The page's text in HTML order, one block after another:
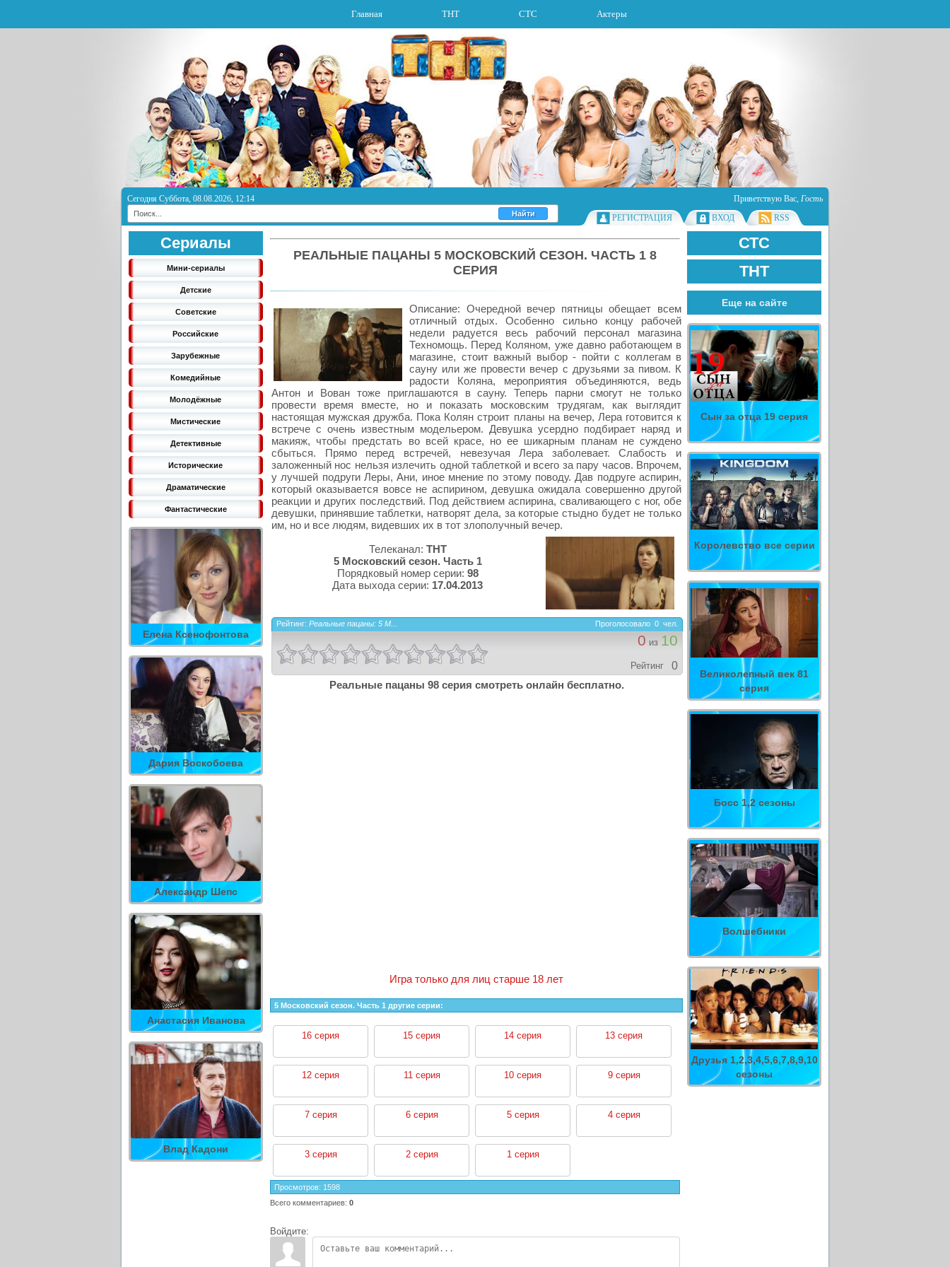
Главная ТНТ СТС Актеры
Сегодня Суббота, 08.08.2026, 12:14 Приветствую Вас, Гость
РЕГИСТРАЦИЯ
ВХОД RSS
Сериалы
Мини-сериалы
Детские
Советские
Российские
Зарубежные
Комедийные
Молодёжные
Мистические
Детективные
Исторические
Драматические
Фантастические
Елена Ксенофонтова
Дария Воскобоева
Александр Шепс
Анастасия Иванова
Влад Кадони
СТС
ТНТ
Еще на сайте
Сын за отца 19 серия
Королевство все серии
Великолепный век 81
серия
Босс 1,2 сезоны
Волшебники
Друзья 1,2,3,4,5,6,7,8,9,10
сезоны
РЕАЛЬНЫЕ ПАЦАНЫ 5 МОСКОВСКИЙ СЕЗОН. ЧАСТЬ 1 8
СЕРИЯ
Описание: Очередной вечер пятницы обещает всем
отличный отдых. Особенно сильно концу рабочей
недели радуется весь рабочий персонал магазина
Техномощь. Перед Коляном, уже давно работающем в
магазине, стоит важный выбор - пойти с коллегам в
сауну или же провести вечер с друзьями за пивом. К
радости Коляна, мероприятия объединяются, ведь
Антон и Вован тоже приглашаются в сауну. Теперь парни смогут не только
провести время вместе, но и показать московским трудягам, как выглядит
настоящая мужская дружба. Пока Колян строит планы на вечер, Лера готовится к
встрече с очень известным модельером. Девушка усердно подбирает наряд и
макияж, чтобы предстать во всей красе, но ее шикарным планам не суждено
сбыться. Прямо перед встречей, невезучая Лера заболевает. Слабость и
заложенный нос нельзя излечить одной таблеткой и всего за пару часов. Впрочем,
у лучшей подруги Леры, Ани, иное мнение по этому поводу. Дав подруге аспирин,
который оказывается вовсе не аспирином, девушка ожидала совершенно другой
реакции и других последствий. Под действием аспирина, сваливающего с ног, обе
девушки, принявшие таблетки, натворят дела, за которые стыдно будет не только
им, но и все людям, видевших их в тот злополучный вечер.
Телеканал: ТНТ
5 Московский сезон. Часть 1
Порядковый номер серии: 98
Дата выхода серии: 17.04.2013
Рейтинг: Реальные пацаны: 5 М... Проголосовало 0 чел.
0 из 10
Рейтинг
0
Реальные пацаны 98 серия смотреть онлайн бесплатно.
Игра только для лиц старше 18 лет
5 Московский сезон. Часть 1 другие серии:
16 серия 15 серия 14 серия 13 серия
12 серия 11 серия 10 серия 9 серия
7 серия 6 серия 5 серия 4 серия
3 серия 2 серия 1 серия
Просмотров: 1598
Всего комментариев: 0
Войдите: